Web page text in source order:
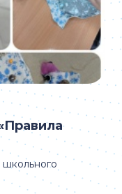
школьного